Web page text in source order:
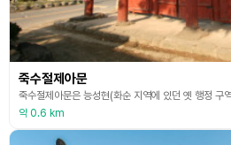
죽수절제아문
약 0.6 km